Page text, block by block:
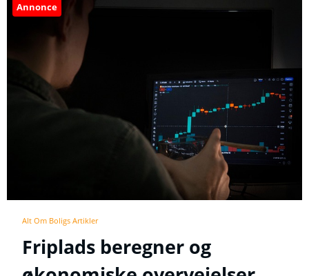
Annonce
Alt Om Boligs Artikler
Friplads beregner og